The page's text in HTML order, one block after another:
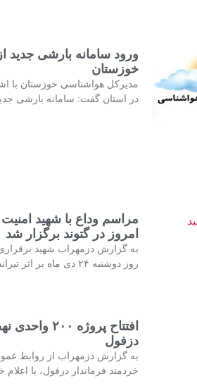
ورود سامانه بارشی جدید
خوزستان
مدیرکل هواشناسی خوزستان با
در استان گفت: سامانه بارشی
مراسم وداع با شهید
امروز در گتوند برگزار شد
به گزارش دزمهراب شهید
روز دوشنبه ۲۴ دی ماه بر اثر تیراندازی افراد ناشناس
افتتاح
دزفول
به گزارش دزمهراب از روابط
خردمند فرماندار دزفول، با اعلام خبر